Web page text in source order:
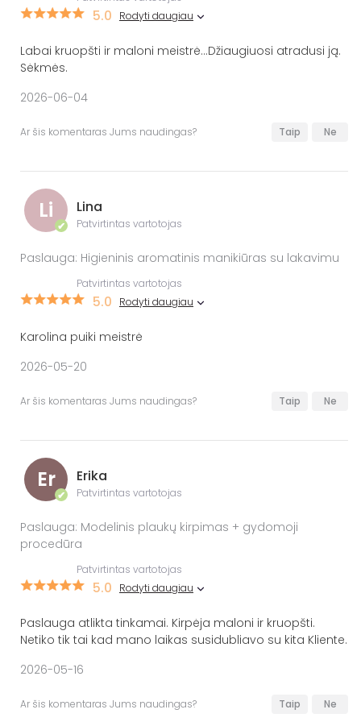
5.0 Rodyti daugiau
Labai kruopšti ir maloni meistrė...Džiaugiuosi atradusi ją.
Sėkmės.
2026-06-04
Ar šis komentaras Jums naudingas? Taip Ne
Li
✔
Lina
Patvirtintas vartotojas
Paslauga: Higieninis aromatinis manikiūras su lakavimu
Patvirtintas vartotojas
5.0 Rodyti daugiau
Karolina puiki meistrė
2026-05-20
Ar šis komentaras Jums naudingas? Taip Ne
Er
✔
Erika
Patvirtintas vartotojas
Paslauga: Modelinis plaukų kirpimas + gydomoji
procedūra
Patvirtintas vartotojas
5.0 Rodyti daugiau
Paslauga atlikta tinkamai. Kirpėja maloni ir kruopšti.
Netiko tik tai kad mano laikas susidubliavo su kita Kliente.
2026-05-16
Ar šis komentaras Jums naudingas? Taip Ne